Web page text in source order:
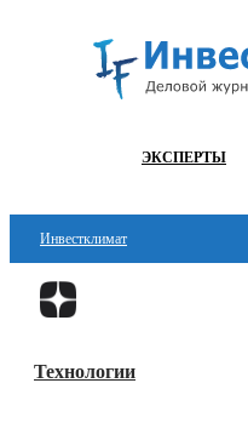
ЭКСПЕРТЫ
Инвестклимат
Финансы
Блокчейн
Технологии